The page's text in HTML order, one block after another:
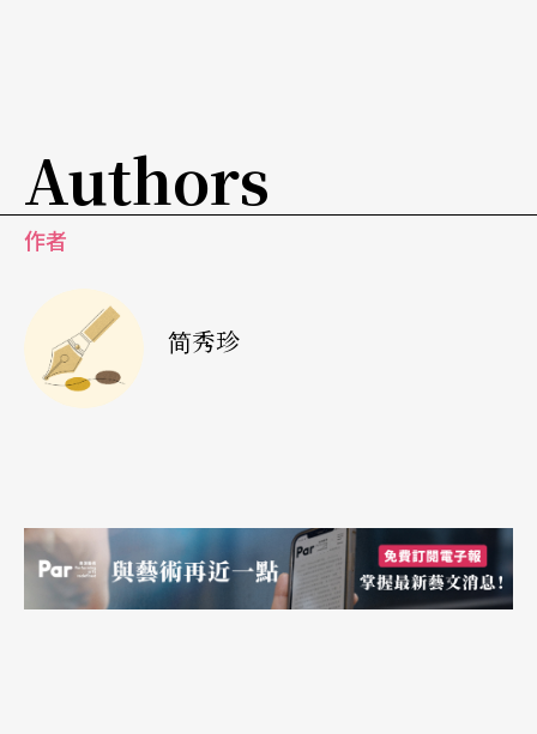
有一个衣帽架，剧中大部分的场景是在一家脑神经
心理医院。四位演员在不同的场次里轮流扮演医生
与病人，演出各式不同的心理疾病的症状。
心理疾病通常会潜伏一段时间，不会无来由地爆
发。有人的创伤根源于孩童时期，像剧中人耳边回
儿一样要人呵护。还有人是在失恋后不愿面对，记
忆中的时光自此胶著在饱受创伤的那一刻，不愿前
Authors
作者
简秀珍